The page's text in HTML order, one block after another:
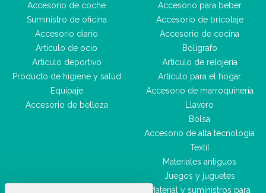
Accesorio de coche
Suministro de oficina
Accesorio diario
Artículo de ocio
Artículo deportivo
Producto de higiene y salud
Equipaje
Accesorio de belleza
Accesorio para beber
Accesorio de bricolaje
Accesorio de cocina
Bolígrafo
Artículo de relojería
Artículo para el hogar
Accesorio de marroquinería
Llavero
Bolsa
Accesorio de alta tecnología
Textil
Materiales antiguos
Juegos y juguetes
Material y suministros para